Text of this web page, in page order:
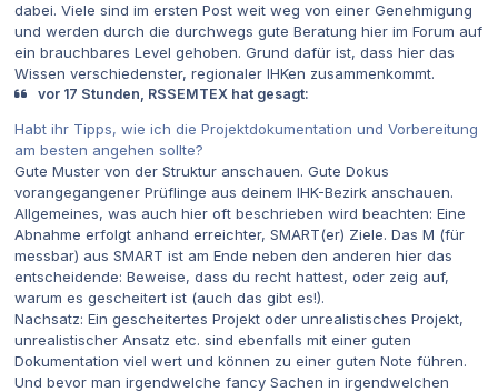
dabei. Viele sind im ersten Post weit weg von einer Genehmigung
und werden durch die durchwegs gute Beratung hier im Forum auf
ein brauchbares Level gehoben. Grund dafür ist, dass hier das
Wissen verschiedenster, regionaler IHKen zusammenkommt.
vor 17 Stunden, RSSEMTEX hat gesagt:
Habt ihr Tipps, wie ich die Projektdokumentation und Vorbereitung
am besten angehen sollte?
Gute Muster von der Struktur anschauen. Gute Dokus
vorangegangener Prüflinge aus deinem IHK-Bezirk anschauen.
Allgemeines, was auch hier oft beschrieben wird beachten: Eine
Abnahme erfolgt anhand erreichter, SMART(er) Ziele. Das M (für
messbar) aus SMART ist am Ende neben den anderen hier das
entscheidende: Beweise, dass du recht hattest, oder zeig auf,
warum es gescheitert ist (auch das gibt es!).
Nachsatz: Ein gescheitertes Projekt oder unrealistisches Projekt,
unrealistischer Ansatz etc. sind ebenfalls mit einer guten
Dokumentation viel wert und können zu einer guten Note führen.
Und bevor man irgendwelche fancy Sachen in irgendwelchen